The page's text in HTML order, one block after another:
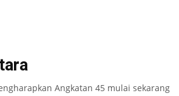
Angkatan 45 mulai sekarang